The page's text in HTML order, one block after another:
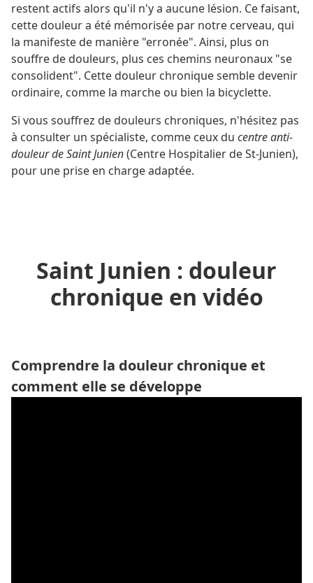
restent actifs alors qu'il n'y a aucune lésion. Ce faisant,
cette douleur a été mémorisée par notre cerveau, qui
la manifeste de manière "erronée". Ainsi, plus on
souffre de douleurs, plus ces chemins neuronaux "se
consolident". Cette douleur chronique semble devenir
ordinaire, comme la marche ou bien la bicyclette.
Si vous souffrez de douleurs chroniques, n'hésitez pas
à consulter un spécialiste, comme ceux du centre anti-
douleur de Saint Junien(Centre Hospitalier de St-Junien),
pour une prise en charge adaptée.
Saint Junien : douleur
chronique en vidéo
Comprendre la douleur chronique et
comment elle se développe